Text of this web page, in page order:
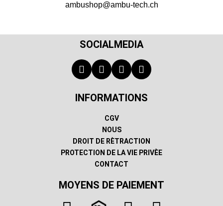
ambushop@ambu-tech.ch
SOCIALMEDIA
INFORMATIONS
CGV
NOUS
DROIT DE RÈTRACTION
PROTECTION DE LA VIE PRIVÈE
CONTACT
MOYENS DE PAIEMENT